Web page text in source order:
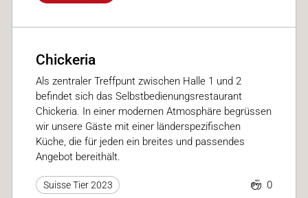
Chickeria
Als zentraler Treffpunt zwischen Halle 1 und 2
befindet sich das Selbstbedienungsrestaurant
Chickeria. In einer modernen Atmosphäre begrüssen
wir unsere Gäste mit einer länderspezifischen
Küche, die für jeden ein breites und passendes
Angebot bereithält.
Suisse Tier 2023 0